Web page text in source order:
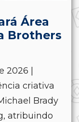
Área
Brothers
2026 |
criativa
Brady
atribuindo